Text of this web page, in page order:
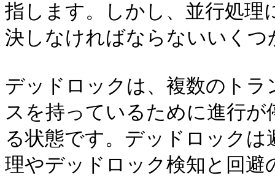
指します。しかし、並行処理
決しなければならないいく
デッドロックは、複数のト
スを持っているために進行
る状態です。デッドロック
理やデッドロック検知と回